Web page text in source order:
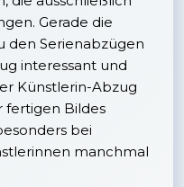
Gerade die
den Serienabzügen
interessant und
Künstlerin-Abzug
fertigen Bildes
bei
manchmal